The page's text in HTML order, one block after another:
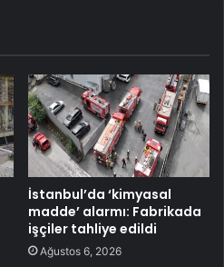
İstanbul’da ‘kimyasal
madde’ alarmı: Fabrikada
işçiler tahliye edildi
Ağustos 6, 2026